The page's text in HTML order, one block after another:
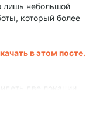
лишь небольшой
который более
в этом посте.
две локации.
квесты,